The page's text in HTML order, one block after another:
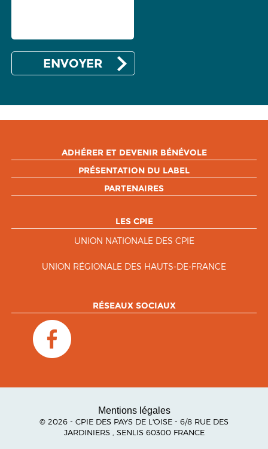
ADHÉRER ET DEVENIR BÉNÉVOLE
PRÉSENTATION DU LABEL
PARTENAIRES
LES CPIE
UNION NATIONALE DES CPIE
UNION RÉGIONALE DES HAUTS-DE-FRANCE
RÉSEAUX SOCIAUX
Mentions légales
© 2026 - CPIE DES PAYS DE L'OISE - 6/8 RUE DES
JARDINIERS , SENLIS 60300 FRANCE